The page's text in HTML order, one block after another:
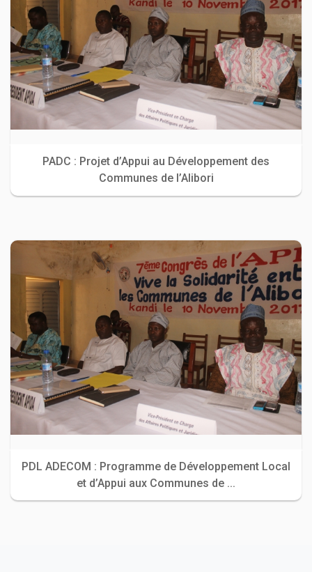
PADC : Projet d’Appui au Développement des
Communes de l’Alibori
PDL ADECOM : Programme de Développement Local
et d’Appui aux Communes de ...